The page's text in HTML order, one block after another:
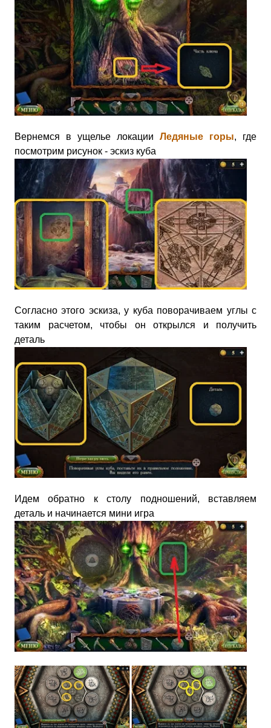
Вернемся в ущелье локации Ледяные горы, где
посмотрим рисунок - эскиз куба
Согласно этого эскиза, у куба поворачиваем углы с
таким расчетом, чтобы он открылся и получить
деталь
Идем обратно к столу подношений, вставляем
деталь и начинается мини игра